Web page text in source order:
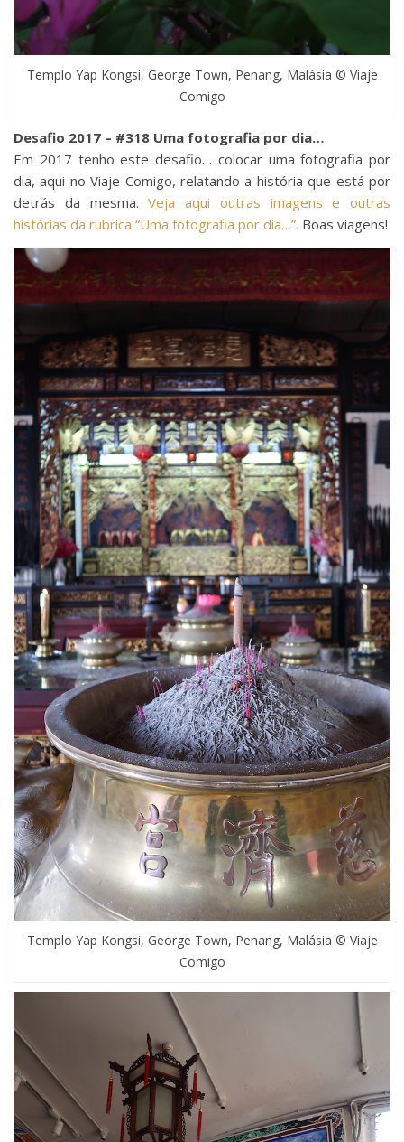
Templo Yap Kongsi, George Town, Penang, Malásia © Viaje
Comigo
Desafio 2017 – #318 Uma fotografia por dia…
Em 2017 tenho este desafio… colocar uma fotografia por
dia, aqui no Viaje Comigo, relatando a história que está por
detrás da mesma.Veja aqui outras imagens e outras
histórias da rubrica “Uma fotografia por dia…”. Boas viagens!
Templo Yap Kongsi, George Town, Penang, Malásia © Viaje
Comigo